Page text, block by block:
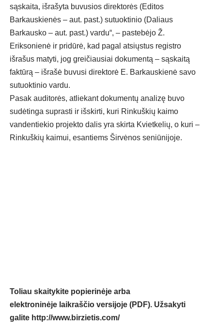
sąskaita, išrašyta buvusios direktorės (Editos
Barkauskienės – aut. past.) sutuoktinio (Daliaus
Barkausko – aut. past.) vardu“, – pastebėjo Ž.
Eriksonienė ir pridūrė, kad pagal atsiųstus registro
išrašus matyti, jog greičiausiai dokumentą – sąskaitą
faktūrą – išrašė buvusi direktorė E. Barkauskienė savo
sutuoktinio vardu.
Pasak auditorės, atliekant dokumentų analizę buvo
sudėtinga suprasti ir išskirti, kuri Rinkuškių kaimo
vandentiekio projekto dalis yra skirta Kvietkelių, o kuri –
Rinkuškių kaimui, esantiems Širvėnos seniūnijoje.
Toliau skaitykite popierinėje arba
elektroninėje laikraščio versijoje (PDF). Užsakyti
galite http://www.birzietis.com/